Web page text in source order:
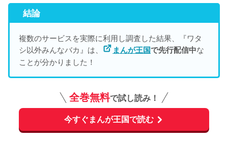
結論
複数のサービスを実際に利用し調査した結果、『ワタ
シ以外みんなバカ』は、
まんが王国で先行配信中な
ことが分かりました！
全巻無料で試し読み！
今すぐまんが王国で読む